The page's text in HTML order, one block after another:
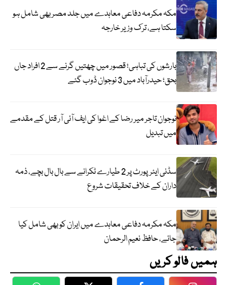
مکہ مکرمہ دفاعی معاہدے میں جلد مصر بھی شامل ہو
سکتا ہے، ترک وزیر خارجہ
بارشوں کی تباہی؛ قصور میں چھتیں گرنے سے 2 افراد جاں
بحق؛ حیدرآباد میں 3 نوجوان ڈوب گئے
نوجوان تاجر میر رضا کے اغوا کی ایف آئی آر قتل کے مقدمے
میں تبدیل
سڈنی ایئرپورٹ پر 2 طیارے ٹکرانے سے بال بال بچے، ذمہ
داران کے خلاف تحقیقات شروع
مکہ مکرمہ دفاعی معاہدے میں ایران کو بھی شامل کیا
جائے، حافظ نعیم الرحمان
ہمیں فالو کریں